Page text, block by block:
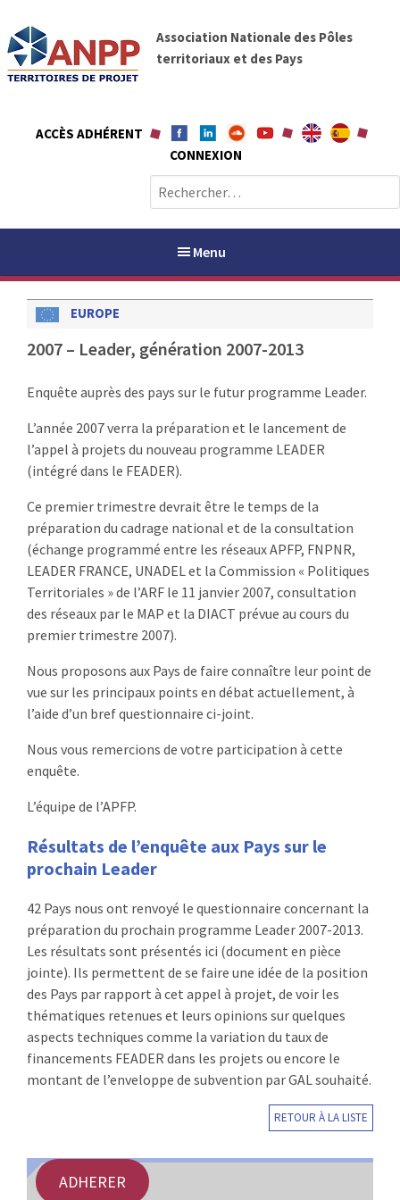
t
A
N
P
P
Association Nationale des Pôles
territoriaux et des Pays
ACCÈS ADHÉRENT
CONNEXION
e
c
e
Menu
PAYS / PETR
ANPP
RENCONTRES
PUBLICATIONS
JURIDIQUE
EUROPE
EMPLOI
EUROPE
2007 – Leader, génération 2007-2013
Enquête auprès des pays sur le futur programme Leader.
L’année 2007 verra la préparation et le lancement de
l’appel à projets du nouveau programme LEADER
(intégré dans le FEADER).
Ce premier trimestre devrait être le temps de la
préparation du cadrage national et de la consultation
(échange programmé entre les réseaux APFP, FNPNR,
LEADER FRANCE, UNADEL et la Commission « Politiques
Territoriales » de l’ARF le 11 janvier 2007, consultation
des réseaux par le MAP et la DIACT prévue au cours du
premier trimestre 2007).
Nous proposons aux Pays de faire connaître leur point de
vue sur les principaux points en débat actuellement, à
l’aide d’un bref questionnaire ci-joint.
Nous vous remercions de votre participation à cette
enquête.
L’équipe de l’APFP.
Résultats de l’enquête aux Pays sur le
prochain Leader
42 Pays nous ont renvoyé le questionnaire concernant la
préparation du prochain programme Leader 2007-2013.
Les résultats sont présentés ici (document en pièce
jointe). Ils permettent de se faire une idée de la position
des Pays par rapport à cet appel à projet, de voir les
thématiques retenues et leurs opinions sur quelques
aspects techniques comme la variation du taux de
financements FEADER dans les projets ou encore le
montant de l’enveloppe de subvention par GAL souhaité.
RETOUR À LA LISTE
ADHERER